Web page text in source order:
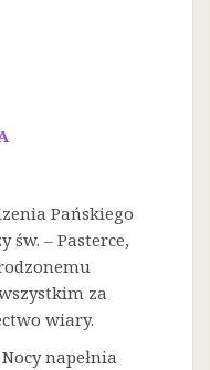
Pańskiego
św. – Pasterce,
za
wiary.
napełnia